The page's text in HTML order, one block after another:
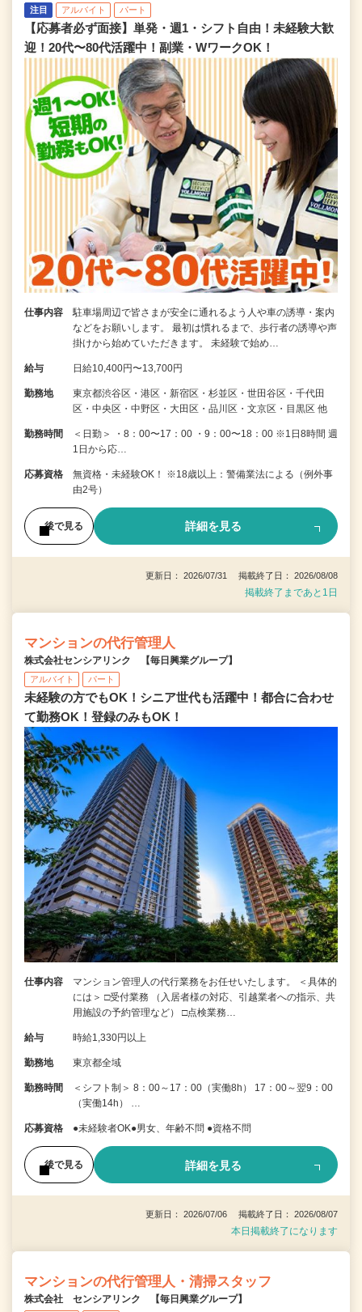
注目 アルバイト パート
【応募者必ず面接】単発・週1・シフト自由！未経験大歓
迎！20代〜80代活躍中！副業・WワークOK！
仕事内容
駐車場周辺で皆さまが安全に通れるよう人や車の誘導・案内
などをお願いします。 最初は慣れるまで、歩行者の誘導や声
掛けから始めていただきます。 未経験で始め…
給与 日給10,400円〜13,700円
勤務地
東京都渋谷区・港区・新宿区・杉並区・世田谷区・千代田
区・中央区・中野区・大田区・品川区・文京区・目黒区 他
勤務時間
＜日勤＞ ・8：00〜17：00 ・9：00〜18：00 ※1日8時間 週
1日から応…
応募資格
無資格・未経験OK！ ※18歳以上：警備業法による（例外事
由2号）
後で見る 詳細を見る
更新日： 2026/07/31 掲載終了日： 2026/08/08
掲載終了まであと1日
マンションの代行管理人
株式会社センシアリンク 【毎日興業グループ】
アルバイト パート
未経験の方でもOK！シニア世代も活躍中！都合に合わせ
て勤務OK！登録のみもOK！
仕事内容
マンション管理人の代行業務をお任せいたします。 ＜具体的
には＞ □受付業務 （入居者様の対応、引越業者への指示、共
用施設の予約管理など） □点検業務…
給与 時給1,330円以上
勤務地 東京都全域
勤務時間
＜シフト制＞ 8：00～17：00（実働8h） 17：00～翌9：00
（実働14h） …
応募資格 ●未経験者OK●男女、年齢不問 ●資格不問
後で見る 詳細を見る
更新日： 2026/07/06 掲載終了日： 2026/08/07
本日掲載終了になります
マンションの代行管理人・清掃スタッフ
株式会社 センシアリンク 【毎日興業グループ】